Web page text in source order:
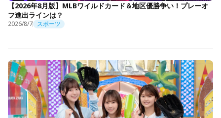
【2026年8月版】MLBワイルドカード＆地区優勝争い！プレーオ
フ進出ラインは？
2026/8/7 スポーツ